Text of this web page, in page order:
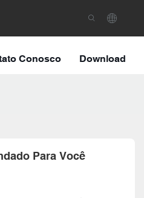
Conosco Download
Para Você